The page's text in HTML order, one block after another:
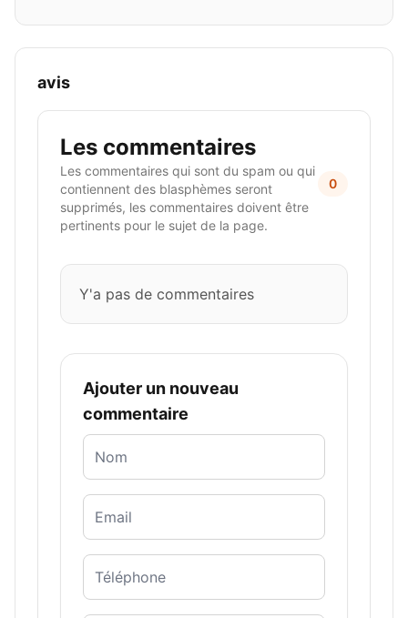
avis
Les commentaires
Les commentaires qui sont du spam ou qui
contiennent des blasphèmes seront
supprimés, les commentaires doivent être
pertinents pour le sujet de la page.
0
Y'a pas de commentaires
Ajouter un nouveau
commentaire